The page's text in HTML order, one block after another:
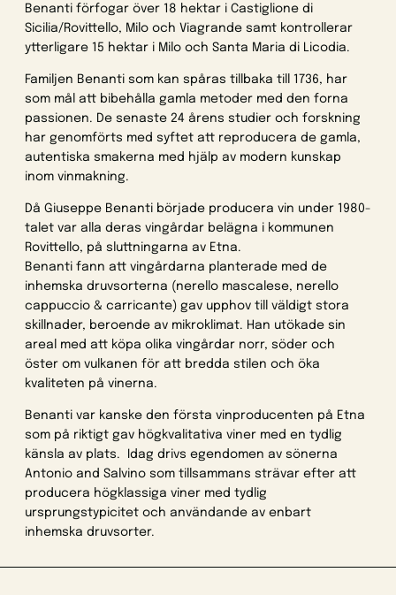
Benanti förfogar över 18 hektar i Castiglione di
Sicilia/Rovittello, Milo och Viagrande samt kontrollerar
ytterligare 15 hektar i Milo och Santa Maria di Licodia.
Familjen Benanti som kan spåras tillbaka till 1736, har
som mål att bibehålla gamla metoder med den forna
passionen. De senaste 24 årens studier och forskning
har genomförts med syftet att reproducera de gamla,
autentiska smakerna med hjälp av modern kunskap
inom vinmakning.
Då Giuseppe Benanti började producera vin under 1980-
talet var alla deras vingårdar belägna i kommunen
Rovittello, på sluttningarna av Etna.
Benanti fann att vingårdarna planterade med de
inhemska druvsorterna (nerello mascalese, nerello
cappuccio & carricante) gav upphov till väldigt stora
skillnader, beroende av mikroklimat. Han utökade sin
areal med att köpa olika vingårdar norr, söder och
öster om vulkanen för att bredda stilen och öka
kvaliteten på vinerna.
Benanti var kanske den första vinproducenten på Etna
som på riktigt gav högkvalitativa viner med en tydlig
känsla av plats. Idag drivs egendomen av sönerna
Antonio and Salvino som tillsammans strävar efter att
producera högklassiga viner med tydlig
ursprungstypicitet och användande av enbart
inhemska druvsorter.